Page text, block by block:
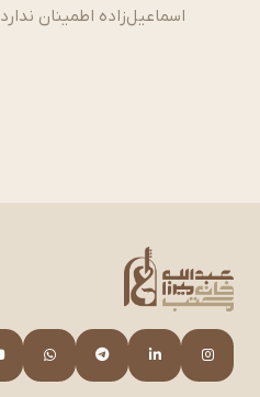
اسماعیل‌زاده اطمینان ندارد